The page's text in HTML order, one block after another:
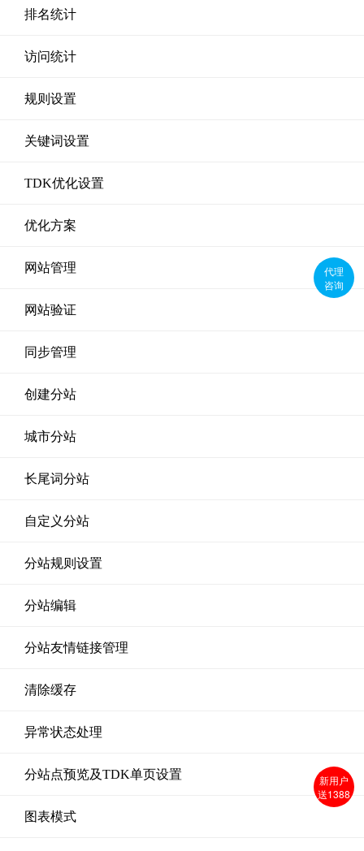
排名统计
访问统计
规则设置
关键词设置
TDK优化设置
优化方案
网站管理
网站验证
同步管理
创建分站
城市分站
长尾词分站
自定义分站
分站规则设置
分站编辑
分站友情链接管理
清除缓存
异常状态处理
分站点预览及TDK单页设置
图表模式
代理
咨询
新用户
送1388